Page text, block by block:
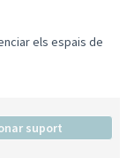
els espais de
suport